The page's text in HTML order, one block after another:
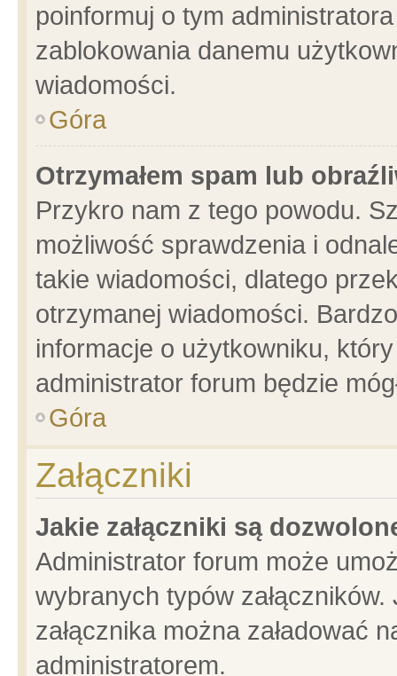
poinformuj o tym
zablokowania danemu
wiadomości.
Góra
Otrzymałem spam lub
Przykro nam z tego powodu.
możliwość sprawdzenia i
takie wiadomości, dlatego
otrzymanej wiadomości.
informacje o użytkowniku,
administrator forum będzie
Góra
Załączniki
Jakie załączniki są
Administrator forum może
wybranych typów
załącznika można załadować
administratorem.